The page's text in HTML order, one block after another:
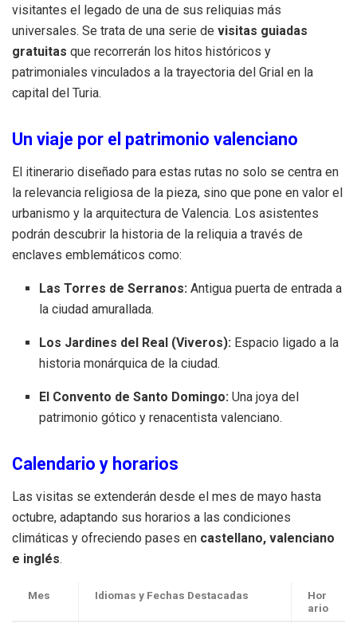
visitantes el legado de una de sus reliquias más
universales. Se trata de una serie de visitas guiadas
gratuitas que recorrerán los hitos históricos y
patrimoniales vinculados a la trayectoria del Grial en la
capital del Turia.
Un viaje por el patrimonio valenciano
El itinerario diseñado para estas rutas no solo se centra en
la relevancia religiosa de la pieza, sino que pone en valor el
urbanismo y la arquitectura de Valencia. Los asistentes
podrán descubrir la historia de la reliquia a través de
enclaves emblemáticos como:
Las Torres de Serranos: Antigua puerta de entrada a
la ciudad amurallada.
Los Jardines del Real (Viveros): Espacio ligado a la
historia monárquica de la ciudad.
El Convento de Santo Domingo: Una joya del
patrimonio gótico y renacentista valenciano.
Calendario y horarios
Las visitas se extenderán desde el mes de mayo hasta
octubre, adaptando sus horarios a las condiciones
climáticas y ofreciendo pases en castellano, valenciano
e inglés.
Mes Idiomas y Fechas Destacadas
Hor
ario